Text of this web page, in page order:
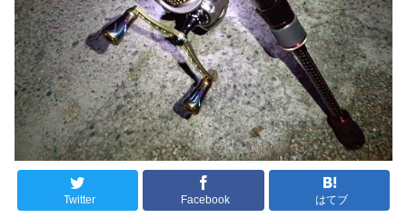
Twitter Facebook はてブ